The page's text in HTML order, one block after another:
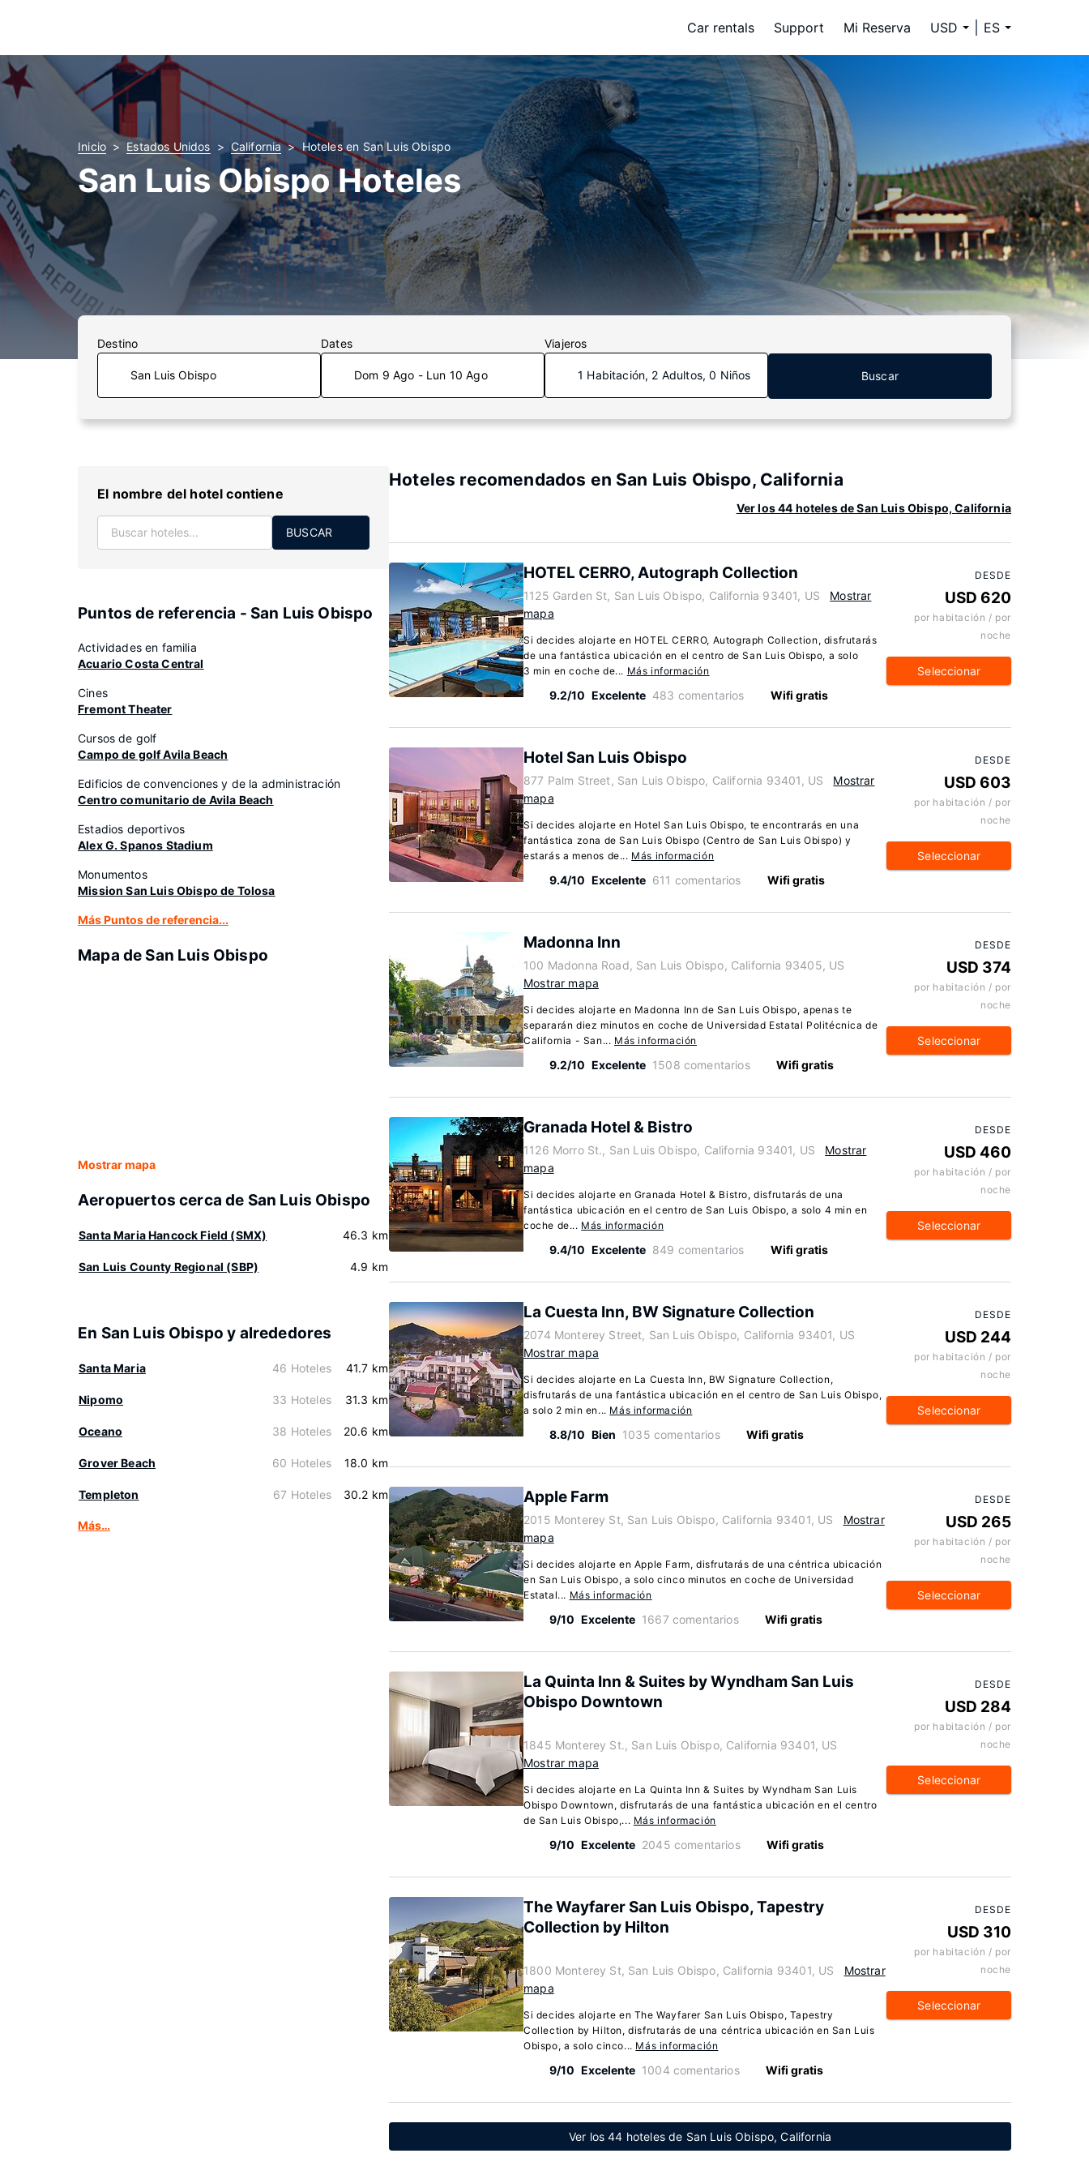
Car rentals Support Mi Reserva USD ES
Inicio Estados Unidos California Hoteles en San Luis Obispo
San Luis Obispo Hoteles
Destino Dates
Dom 9 Ago - Lun 10 Ago
Viajeros
1 Habitación, 2 Adultos, 0 Niños Buscar
El nombre del hotel contiene
BUSCAR
Puntos de referencia - San Luis Obispo
Actividades en familia
Acuario Costa Central
Cines
Fremont Theater
Cursos de golf
Campo de golf Avila Beach
Edificios de convenciones y de la administración
Centro comunitario de Avila Beach
Estadios deportivos
Alex G. Spanos Stadium
Monumentos
Mission San Luis Obispo de Tolosa
Más Puntos de referencia...
Mapa de San Luis Obispo
Mostrar mapa
Aeropuertos cerca de San Luis Obispo
Santa Maria Hancock Field (SMX) 46.3 km
San Luis County Regional (SBP) 4.9 km
En San Luis Obispo y alrededores
Santa Maria 46 Hoteles 41.7 km
Nipomo 33 Hoteles 31.3 km
Oceano 38 Hoteles 20.6 km
Grover Beach 60 Hoteles 18.0 km
Templeton 67 Hoteles 30.2 km
Más…
Hoteles recomendados en San Luis Obispo, California
Ver los 44 hoteles de San Luis Obispo, California
HOTEL CERRO, Autograph Collection
1125 Garden St, San Luis Obispo, California 93401, US
Mostrar
mapa
Si decides alojarte en HOTEL CERRO, Autograph Collection, disfrutarás
de una fantástica ubicación en el centro de San Luis Obispo, a solo
3 min en coche de... Más información
9.2/10 Excelente 483 comentarios Wifi gratis
DESDE
USD 620
por habitación / por
noche
Seleccionar
Hotel San Luis Obispo
877 Palm Street, San Luis Obispo, California 93401, US
Mostrar
mapa
Si decides alojarte en Hotel San Luis Obispo, te encontrarás en una
fantástica zona de San Luis Obispo (Centro de San Luis Obispo) y
estarás a menos de... Más información
9.4/10 Excelente 611 comentarios Wifi gratis
DESDE
USD 603
por habitación / por
noche
Seleccionar
Madonna Inn
100 Madonna Road, San Luis Obispo, California 93405, US
Mostrar mapa
Si decides alojarte en Madonna Inn de San Luis Obispo, apenas te
separarán diez minutos en coche de Universidad Estatal Politécnica de
California - San... Más información
9.2/10 Excelente 1508 comentarios Wifi gratis
DESDE
USD 374
por habitación / por
noche
Seleccionar
Granada Hotel & Bistro
1126 Morro St., San Luis Obispo, California 93401, US
Mostrar
mapa
Si decides alojarte en Granada Hotel & Bistro, disfrutarás de una
fantástica ubicación en el centro de San Luis Obispo, a solo 4 min en
coche de... Más información
9.4/10 Excelente 849 comentarios Wifi gratis
DESDE
USD 460
por habitación / por
noche
Seleccionar
La Cuesta Inn, BW Signature Collection
2074 Monterey Street, San Luis Obispo, California 93401, US
Mostrar mapa
Si decides alojarte en La Cuesta Inn, BW Signature Collection,
disfrutarás de una fantástica ubicación en el centro de San Luis Obispo,
a solo 2 min en... Más información
8.8/10 Bien 1035 comentarios Wifi gratis
DESDE
USD 244
por habitación / por
noche
Seleccionar
Apple Farm
2015 Monterey St, San Luis Obispo, California 93401, US
Mostrar
mapa
Si decides alojarte en Apple Farm, disfrutarás de una céntrica ubicación
en San Luis Obispo, a solo cinco minutos en coche de Universidad
Estatal... Más información
9/10 Excelente 1667 comentarios Wifi gratis
DESDE
USD 265
por habitación / por
noche
Seleccionar
La Quinta Inn & Suites by Wyndham San Luis
Obispo Downtown
1845 Monterey St., San Luis Obispo, California 93401, US
Mostrar mapa
Si decides alojarte en La Quinta Inn & Suites by Wyndham San Luis
Obispo Downtown, disfrutarás de una fantástica ubicación en el centro
de San Luis Obispo,... Más información
9/10 Excelente 2045 comentarios Wifi gratis
DESDE
USD 284
por habitación / por
noche
Seleccionar
The Wayfarer San Luis Obispo, Tapestry
Collection by Hilton
1800 Monterey St, San Luis Obispo, California 93401, US
Mostrar
mapa
Si decides alojarte en The Wayfarer San Luis Obispo, Tapestry
Collection by Hilton, disfrutarás de una céntrica ubicación en San Luis
Obispo, a solo cinco... Más información
9/10 Excelente 1004 comentarios Wifi gratis
DESDE
USD 310
por habitación / por
noche
Seleccionar
Ver los 44 hoteles de San Luis Obispo, California